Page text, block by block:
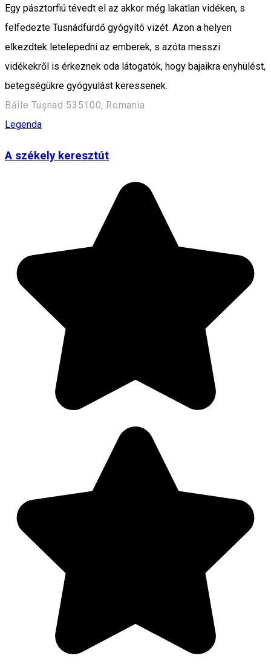
Egy pásztorfiú tévedt el az akkor még lakatlan vidéken, s
felfedezte Tusnádfürdő gyógyító vizét. Azon a helyen
elkezdtek letelepedni az emberek, s azóta messzi
vidékekről is érkeznek oda látogatók, hogy bajaikra enyhülést,
betegségükre gyógyulást keressenek.
Băile Tușnad 535100, Romania
Legenda
A székely keresztút